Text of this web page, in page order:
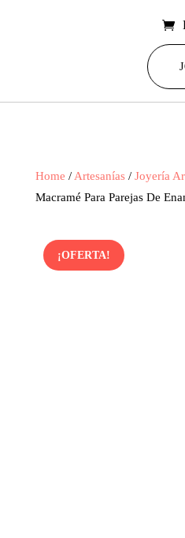
Home / Artesanías/ Joyería
Macramé Para Parejas De
¡OFERTA!